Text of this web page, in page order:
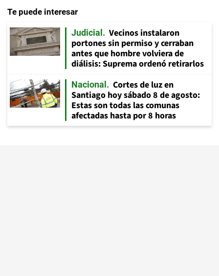
Te puede interesar
Judicial
Vecinos instalaron
portones sin permiso y cerraban
antes que hombre volviera de
diálisis: Suprema ordenó retirarlos
Nacional
Cortes de luz en
Santiago hoy sábado 8 de agosto:
Estas son todas las comunas
afectadas hasta por 8 horas